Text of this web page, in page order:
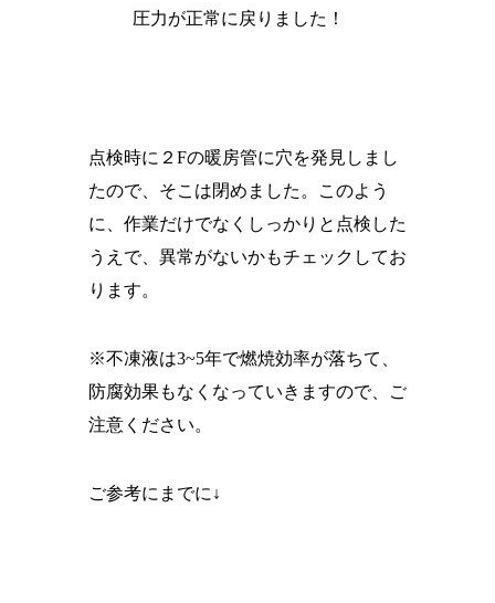
圧力が正常に戻りました！
点検時に２Fの暖房管に穴を発見しまし
たので、そこは閉めました。このよう
に、作業だけでなくしっかりと点検した
うえで、異常がないかもチェックしてお
ります。
※不凍液は3~5年で燃焼効率が落ちて、
防腐効果もなくなっていきますので、ご
注意ください。
ご参考にまでに↓